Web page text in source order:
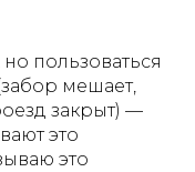
но пользоваться
мешает,
закрыт) —
это
это